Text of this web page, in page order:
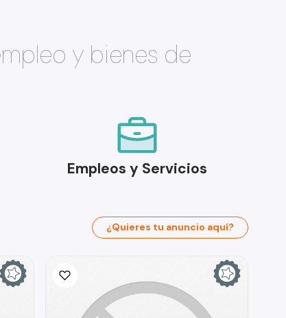
y bienes de
Empleos y Servicios
¿Quieres tu anuncio aquí?